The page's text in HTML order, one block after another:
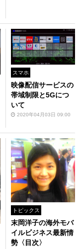
スマホ
映像配信サービスの
帯域制限と5Gにつ
いて
2020年04月03日 09:00
トピックス
末岡洋子の海外モバ
イルビジネス最新情
勢〈目次〉